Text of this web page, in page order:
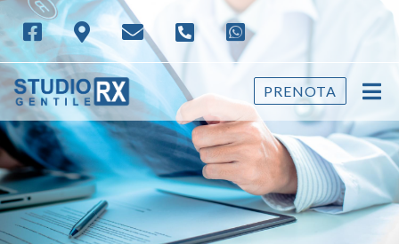
PRENOTA